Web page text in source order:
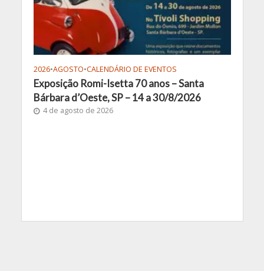
2026•AGOSTO•CALENDÁRIO DE EVENTOS
Exposição Romi-Isetta 70 anos – Santa
Bárbara d’Oeste, SP – 14 a 30/8/2026
4 de agosto de 2026